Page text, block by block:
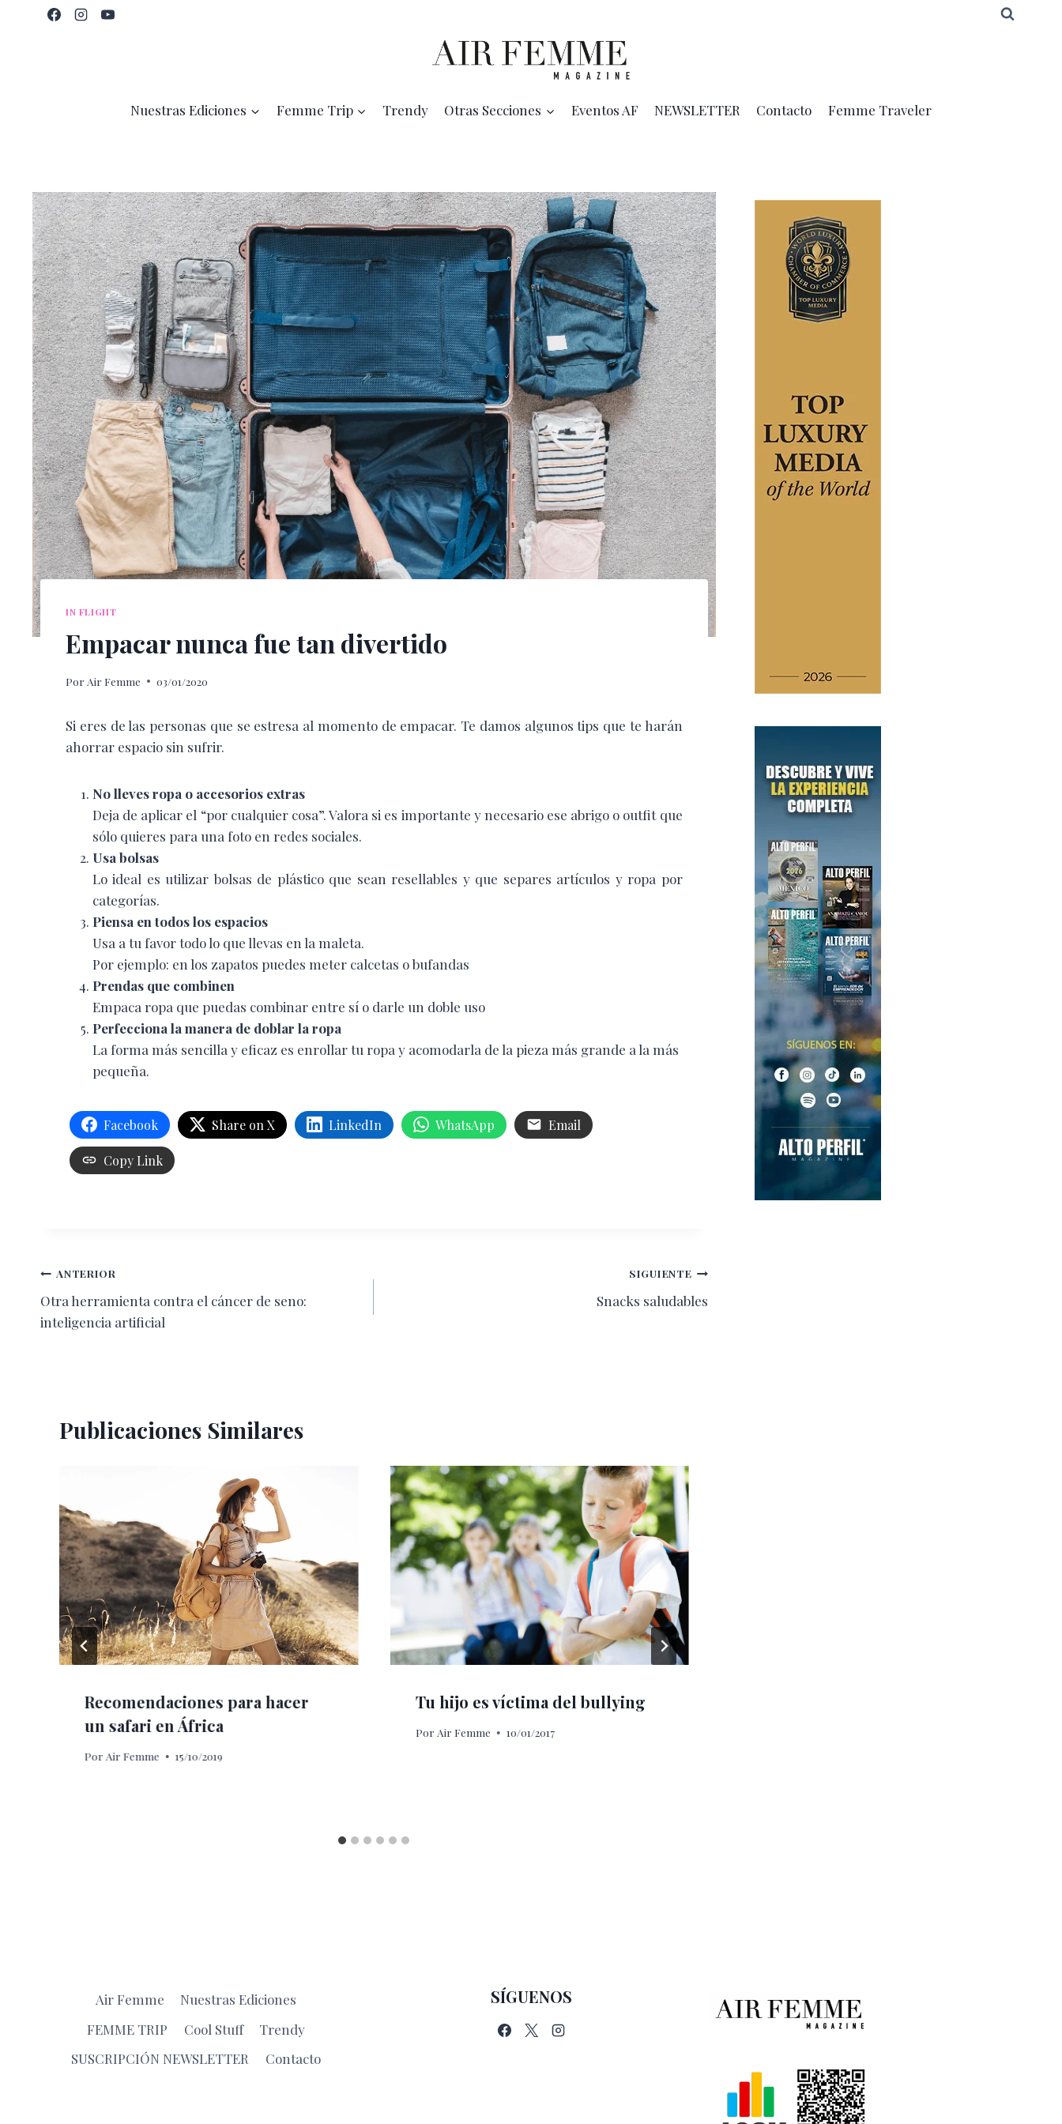
Nuestras Ediciones Femme Trip Trendy Otras Secciones Eventos AF NEWSLETTER Contacto Femme Traveler
IN FLIGHT
Empacar nunca fue tan divertido
Por Air Femme 03/01/2020
Si eres de las personas que se estresa al momento de empacar. Te damos algunos tips que te harán
ahorrar espacio sin sufrir.
No lleves ropa o accesorios extras
Deja de aplicar el “por cualquier cosa”. Valora si es importante y necesario ese abrigo o outfit que
sólo quieres para una foto en redes sociales.
Usa bolsas
Lo ideal es utilizar bolsas de plástico que sean resellables y que separes artículos y ropa por
categorías.
Piensa en todos los espacios
Usa a tu favor todo lo que llevas en la maleta.
Por ejemplo: en los zapatos puedes meter calcetas o bufandas
Prendas que combinen
Empaca ropa que puedas combinar entre sí o darle un doble uso
Perfecciona la manera de doblar la ropa
La forma más sencilla y eficaz es enrollar tu ropa y acomodarla de la pieza más grande a la más
pequeña.
Facebook Share on X LinkedIn WhatsApp Email
Copy Link
Navegación
de
ANTERIOR
Otra herramienta contra el cáncer de seno:
inteligencia artificial
SIGUIENTE
Snacks saludables
Publicaciones Similares
Recomendaciones para hacer
un safari en África
Por Air Femme 15/10/2019
Tu hijo es víctima del bullying
Por Air Femme 10/01/2017
Air Femme
Nuestras Ediciones
FEMME TRIP
Cool Stuff
Trendy
SUSCRIPCIÓN NEWSLETTER
Contacto
SÍGUENOS